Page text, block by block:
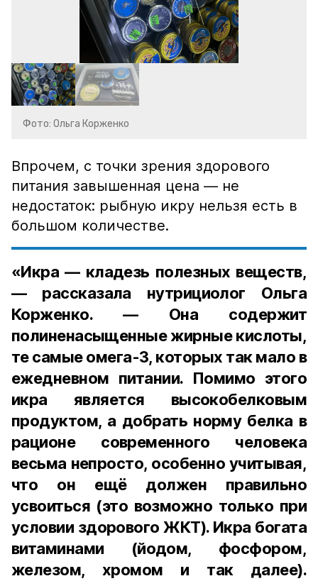
Фото: Ольга Корженко
Впрочем, с точки зрения здорового
питания завышенная цена — не
недостаток: рыбную икру нельзя есть в
большом количестве.
«Икра — кладезь полезных веществ,
— рассказала нутрициолог Ольга
Корженко. — Она содержит
полиненасыщенные жирные кислоты,
те самые омега-3, которых так мало в
ежедневном питании. Помимо этого
икра является высокобелковым
продуктом, а добрать норму белка в
рационе современного человека
весьма непросто, особенно учитывая,
что он ещё должен правильно
усвоиться (это возможно только при
условии здорового ЖКТ). Икра богата
витаминами (йодом, фосфором,
железом, хромом и так далее).